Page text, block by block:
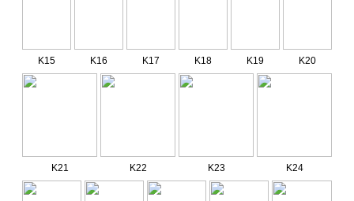
K15 K16 K17 K18 K19 K20
K21 K22 K23 K24